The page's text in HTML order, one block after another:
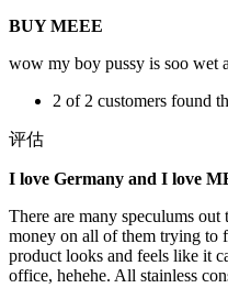
BUY MEEE
wow my boy pussy is soo wet
2 of 2 customers found
评估
I love Germany and I love
There are many speculums
money on all of them trying to
product looks and feels like it
office, hehehe. All stainless